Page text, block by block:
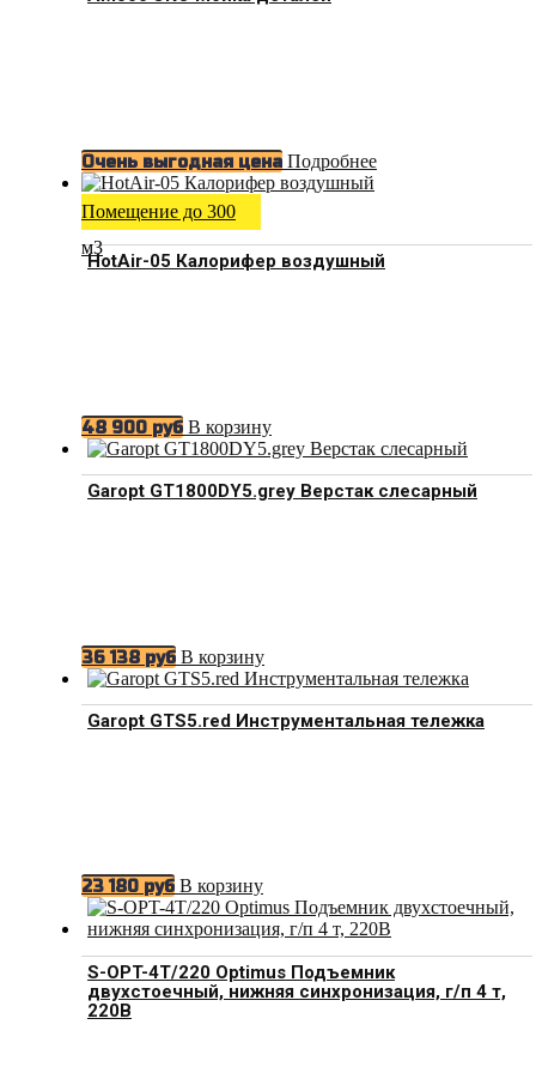
Очень выгодная цена Подробнее
Помещение до 300
м3
HotAir-05 Калорифер воздушный
48 900 руб В корзину
Garopt GT1800DY5.grey Верстак слесарный
36 138 руб В корзину
Garopt GTS5.red Инструментальная тележка
23 180 руб В корзину
S-OPT-4T/220 Optimus Подъемник
двухстоечный, нижняя синхронизация, г/п 4 т,
220В